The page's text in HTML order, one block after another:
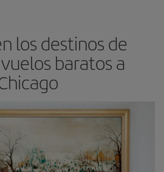
los destinos de
baratos a